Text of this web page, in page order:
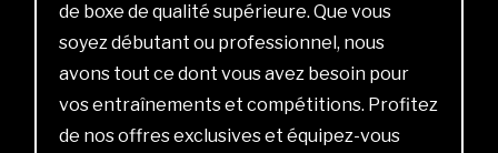
de boxe de qualité supérieure. Que vous
soyez débutant ou professionnel, nous
avons tout ce dont vous avez besoin pour
vos entraînements et compétitions. Profitez
de nos offres exclusives et équipez-vous